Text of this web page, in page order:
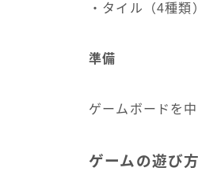
・タイル（4種類
準備
ゲームボードを
ゲームの遊び方